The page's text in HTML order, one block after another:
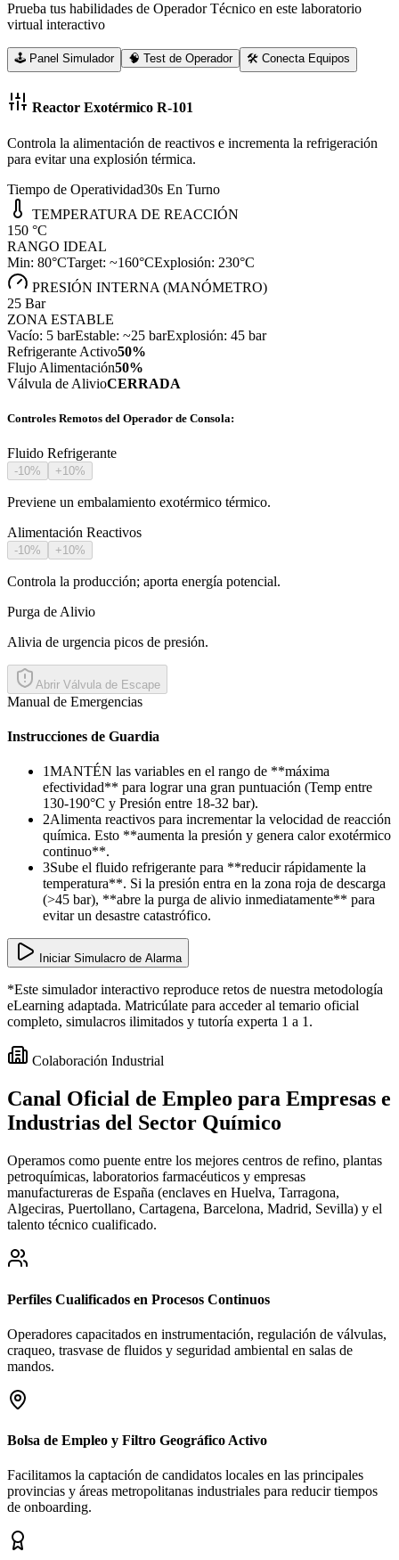
Prueba tus habilidades de Operador Técnico en este laboratorio
virtual interactivo
🕹️ Panel Simulador 🧠 Test de Operador 🛠️ Conecta Equipos
Reactor Exotérmico R-101
Controla la alimentación de reactivos e incrementa la refrigeración
para evitar una explosión térmica.
Tiempo de Operatividad30s En Turno
TEMPERATURA DE REACCIÓN
150 °C
RANGO IDEAL
Min: 80°CTarget: ~160°CExplosión: 230°C
PRESIÓN INTERNA (MANÓMETRO)
25 Bar
ZONA ESTABLE
Vacío: 5 barEstable: ~25 barExplosión: 45 bar
Refrigerante Activo50%
Flujo Alimentación50%
Válvula de AlivioCERRADA
Controles Remotos del Operador de Consola:
Fluido Refrigerante
-10% +10%
Previene un embalamiento exotérmico térmico.
Alimentación Reactivos
-10% +10%
Controla la producción; aporta energía potencial.
Purga de Alivio
Alivia de urgencia picos de presión.
Abrir Válvula de Escape
Manual de Emergencias
Instrucciones de Guardia
1MANTÉN las variables en el rango de **máxima
efectividad** para lograr una gran puntuación (Temp entre
130-190°C y Presión entre 18-32 bar).
2Alimenta reactivos para incrementar la velocidad de reacción
química. Esto **aumenta la presión y genera calor exotérmico
continuo**.
3Sube el fluido refrigerante para **reducir rápidamente la
temperatura**. Si la presión entra en la zona roja de descarga
(>45 bar), **abre la purga de alivio inmediatamente** para
evitar un desastre catastrófico.
Iniciar Simulacro de Alarma
*Este simulador interactivo reproduce retos de nuestra metodología
eLearning adaptada. Matricúlate para acceder al temario oficial
completo, simulacros ilimitados y tutoría experta 1 a 1.
Colaboración Industrial
Canal Oficial de Empleo para Empresas e
Industrias del Sector Químico
Operamos como puente entre los mejores centros de refino, plantas
petroquímicas, laboratorios farmacéuticos y empresas
manufactureras de España (enclaves en Huelva, Tarragona,
Algeciras, Puertollano, Cartagena, Barcelona, Madrid, Sevilla) y el
talento técnico cualificado.
Perfiles Cualificados en Procesos Continuos
Operadores capacitados en instrumentación, regulación de válvulas,
craqueo, trasvase de fluidos y seguridad ambiental en salas de
mandos.
Bolsa de Empleo y Filtro Geográfico Activo
Facilitamos la captación de candidatos locales en las principales
provincias y áreas metropolitanas industriales para reducir tiempos
de onboarding.